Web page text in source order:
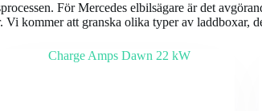
För Mercedes elbilsägare är det
kommer att granska olika typer av laddboxar,